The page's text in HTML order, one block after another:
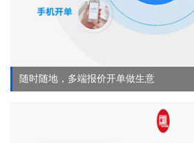
随时随地，多端报价开单做生意